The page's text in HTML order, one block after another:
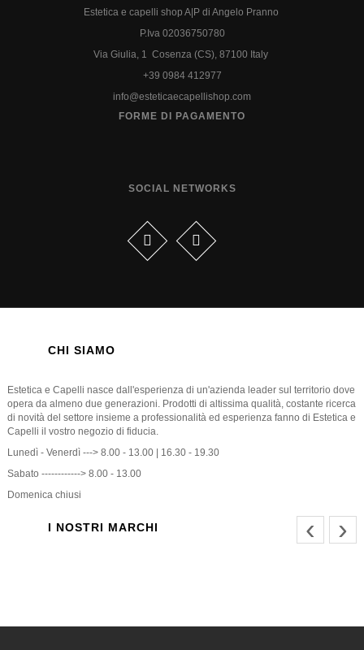
Estetica e capelli shop A|P di Angelo Pranno
P.Iva 02036750780
Via Giulia, 1 Cosenza (CS), 87100 Italy
+39 0984 412977
info@esteticaecapellishop.com
FORME DI PAGAMENTO
SOCIAL NETWORKS
CHI SIAMO
Estetica e Capelli nasce dall'esperienza di un'azienda leader sul territorio dove
opera da almeno due generazioni. Prodotti di altissima qualità, costante ricerca
di novità del settore insieme a professionalità ed esperienza fanno di Estetica e
Capelli il vostro negozio di fiducia.
Lunedì - Venerdì ---> 8.00 - 13.00 | 16.30 - 19.30
Sabato ------------> 8.00 - 13.00
Domenica chiusi
I NOSTRI MARCHI ‹ ›